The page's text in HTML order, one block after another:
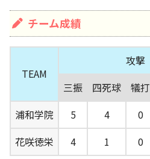
チーム成績
TEAM
攻撃
三振
四死球 犠打
浦和学院
5 4 0
花咲徳栄
4 1 0